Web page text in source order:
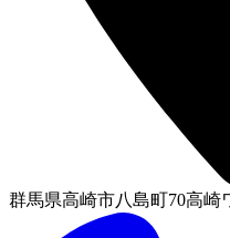
群馬県高崎市八島町70高崎